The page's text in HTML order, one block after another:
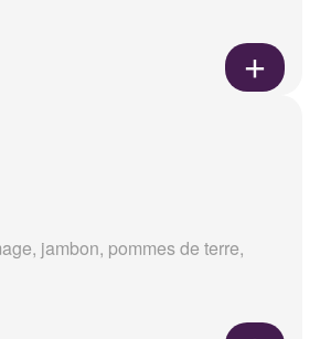
jambon, pommes de terre,